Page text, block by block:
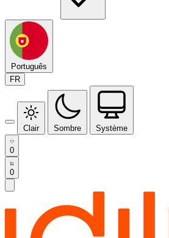
Português
FR
Clair Sombre Système
0
0